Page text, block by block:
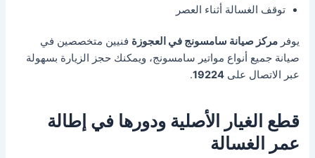
توقف الغسالة أثناء العصر
يوفرمركز صيانة سامسونج في العجوزة فنيين متخصصين في
صيانة جميع أنواع مواتير سامسونج، ويمكنك حجز الزيارة بسهولة
عبر الاتصال على19224
.
قطع الغيار الأصلية ودورها في إطالة
عمر الغسالة